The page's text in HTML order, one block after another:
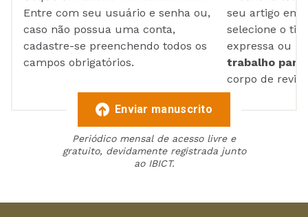
Entre com seu usuário e senha ou,
caso não possua uma conta,
cadastre-se preenchendo todos os
campos obrigatórios.
seu artigo em
selecione o
expressa ou
trabalho para
corpo de
Enviar manuscrito
Periódico mensal de acesso livre e
gratuito, devidamente registrada junto
ao IBICT.